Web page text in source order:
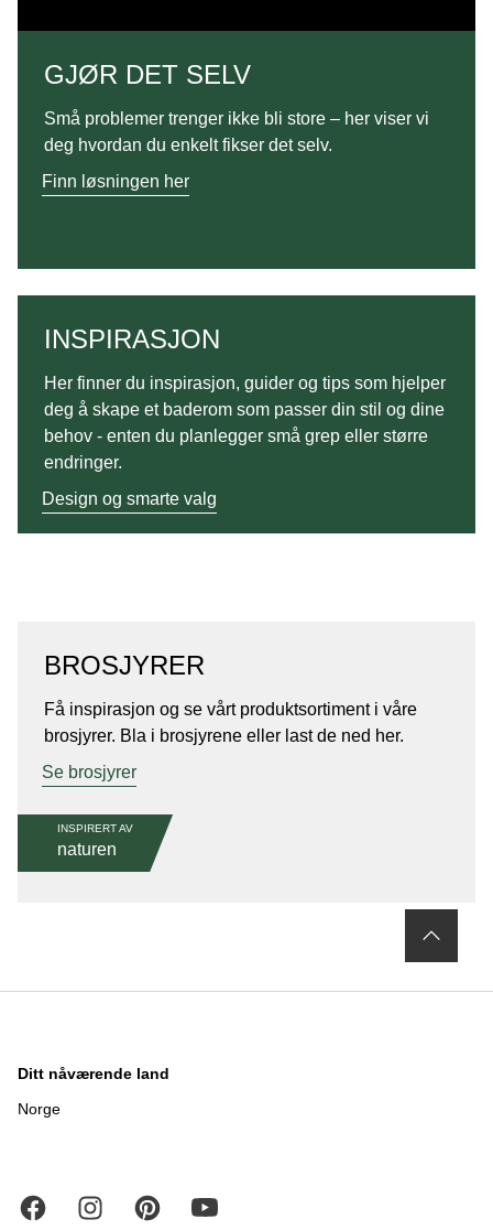
GJØR DET SELV
Små problemer trenger ikke bli store – her viser vi
deg hvordan du enkelt fikser det selv.
Finn løsningen her
INSPIRASJON
Her finner du inspirasjon, guider og tips som hjelper
deg å skape et baderom som passer din stil og dine
behov - enten du planlegger små grep eller større
endringer.
Design og smarte valg
BROSJYRER
Få inspirasjon og se vårt produktsortiment i våre
brosjyrer. Bla i brosjyrene eller last de ned her.
Se brosjyrer
INSPIRERT AV
naturen
Ditt nåværende land
Norge